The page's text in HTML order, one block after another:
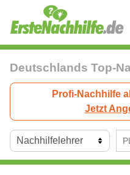
Deutschlands Top-
Profi-Nachhilfe
Jetzt